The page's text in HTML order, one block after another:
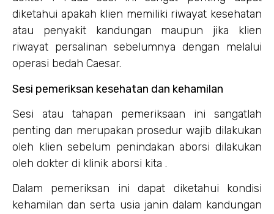
diketahui apakah klien memiliki riwayat kesehatan
atau penyakit kandungan maupun jika klien
riwayat persalinan sebelumnya dengan melalui
operasi bedah Caesar.
Sesi pemeriksan kesehatan dan kehamilan
Sesi atau tahapan pemeriksaan ini sangatlah
penting dan merupakan prosedur wajib dilakukan
oleh klien sebelum penindakan aborsi dilakukan
oleh dokter di klinik aborsi kita .
Dalam pemeriksan ini dapat diketahui kondisi
kehamilan dan serta usia janin dalam kandungan